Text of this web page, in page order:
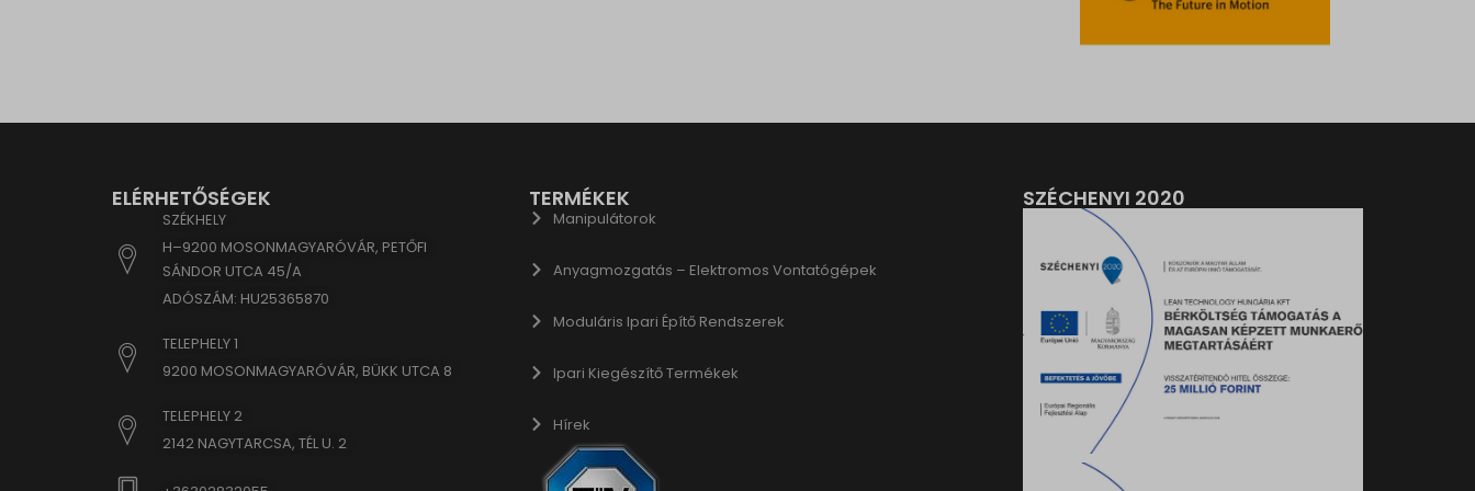
ELÉRHETŐSÉGEK
SZÉKHELY
H–9200 MOSONMAGYARÓVÁR, PETŐFI
SÁNDOR UTCA 45/A
ADÓSZÁM: HU25365870
TELEPHELY 1
9200 MOSONMAGYARÓVÁR, BÜKK UTCA 8
TELEPHELY 2
2142 NAGYTARCSA, TÉL U. 2
TERMÉKEK
Manipulátorok
Anyagmozgatás – Elektromos Vontatógépek
Moduláris Ipari Építő Rendszerek
Ipari Kiegészítő Termékek
Hírek
SZÉCHENYI 2020
www.google.co.uk
www.google.com.hk
www.google.de